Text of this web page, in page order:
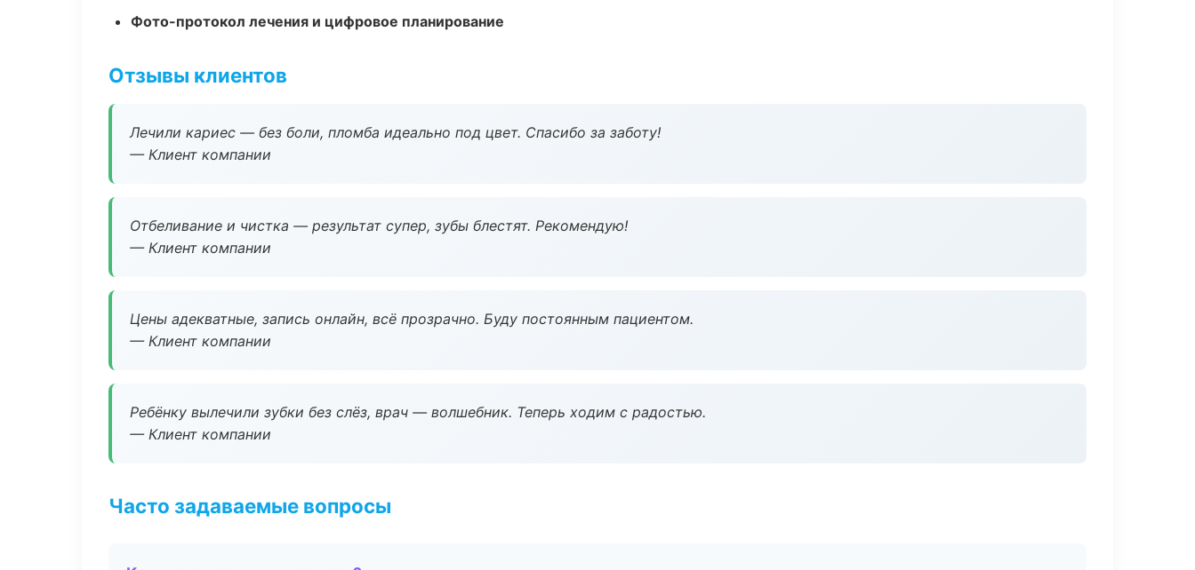
Фото-протокол лечения и цифровое планирование
Отзывы клиентов
Лечили кариес — без боли, пломба идеально под цвет. Спасибо за заботу!
— Клиент компании
Отбеливание и чистка — результат супер, зубы блестят. Рекомендую!
— Клиент компании
Цены адекватные, запись онлайн, всё прозрачно. Буду постоянным пациентом.
— Клиент компании
Ребёнку вылечили зубки без слёз, врач — волшебник. Теперь ходим с радостью.
— Клиент компании
Часто задаваемые вопросы